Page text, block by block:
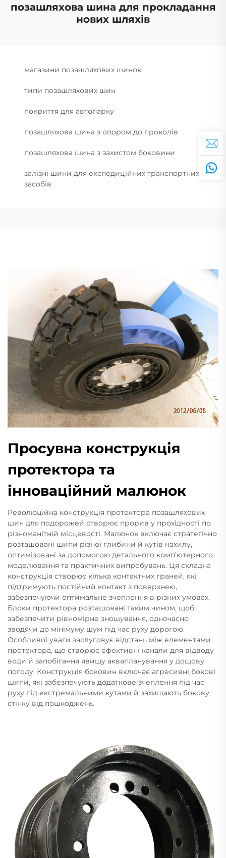
позашляхова шина для прокладання
нових шляхів
магазини позашляхових шинок
типи позашляхових шин
покриття для автопарку
позашляхова шина з опором до проколів
позашляхова шина з захистом боковини
залізні шини для експедиційних транспортних
засобів
Просувна конструкція
протектора та
інноваційний малюнок
Революційна конструкція протектора позашляхових
шин для подорожей створює прорив у прохідності по
різноманітній місцевості. Малюнок включає стратегічно
розташовані шипи різної глибини й кутів нахилу,
оптимізовані за допомогою детального комп’ютерного
моделювання та практичних випробувань. Ця складна
конструкція створює кілька контактних граней, які
підтримують постійний контакт з поверхнею,
забезпечуючи оптимальне зчеплення в різних умовах.
Блоки протектора розташовані таким чином, щоб
забезпечити рівномірне зношування, одночасно
зводячи до мінімуму шум під час руху дорогою.
Особливої уваги заслуговує відстань між елементами
протектора, що створює ефективні канали для відводу
води й запобігання явищу аквапланування у дощову
погоду. Конструкція боковин включає агресивні бокові
шипи, які забезпечують додаткове зчеплення під час
руху під екстремальними кутами й захищають бокову
стінку від пошкоджень.